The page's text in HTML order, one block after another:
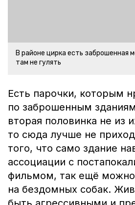
В районе цирка есть заброшенная
там не гулять
Есть парочки, которым
по заброшенным
вторая половинка не из
то сюда лучше не
того, что само здание
ассоциации с
фильмом, так ещё можно
на бездомных собак.